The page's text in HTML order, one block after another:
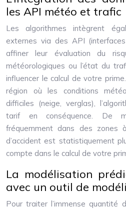
les API météo et trafic
Les algorithmes intègrent
externes via des API
affiner leur évaluation du
météorologiques ou l’état du
influencer le calcul de votre
région où les conditions
difficiles (neige, verglas),
tarif en conséquence. De
fréquemment dans des
d’accident est statistiquement
compte dans le calcul de votre
La modélisation
avec un outil de
Pour traiter l’immense quantité